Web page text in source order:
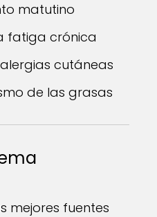
matutino
fatiga crónica
cutáneas
de las grasas
mejores fuentes